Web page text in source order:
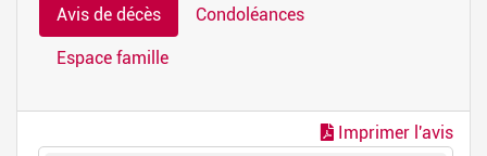
Avis de décès Condoléances
Espace famille
Imprimer l'avis